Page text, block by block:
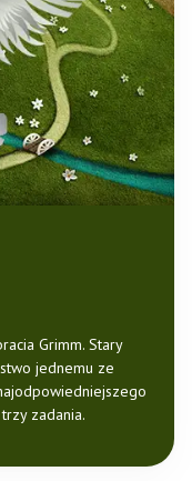
Grimm. Stary
jednemu ze
zadania.